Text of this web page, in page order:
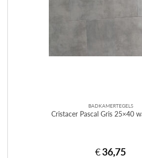
BADKAMERTEGELS
Cristacer Pascal Gris 25×40
€36,75